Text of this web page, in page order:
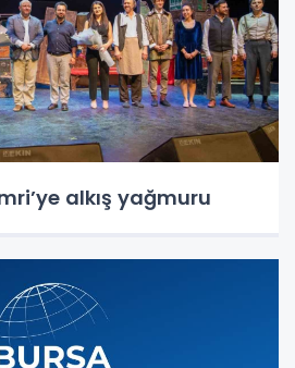
alkış yağmuru